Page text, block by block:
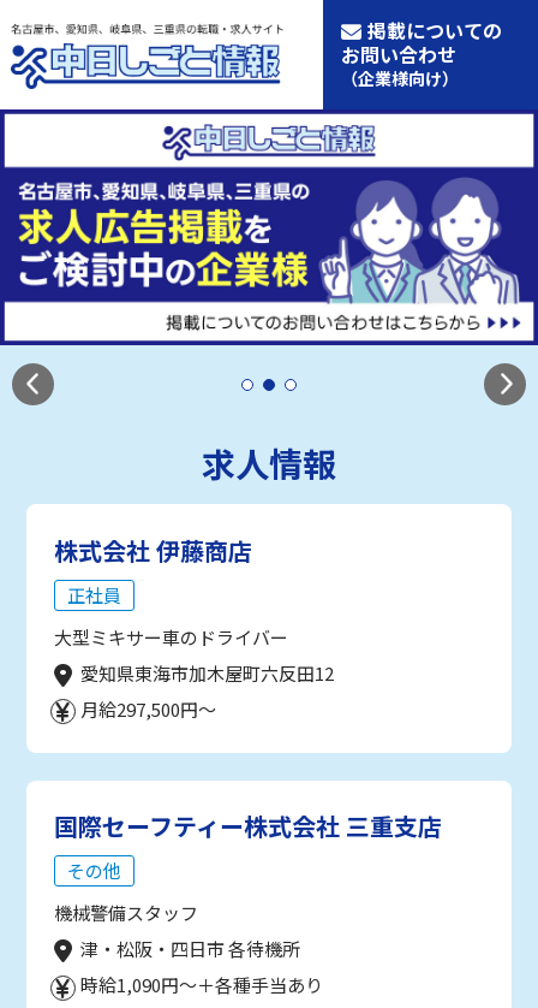
掲載についての
お問い合わせ
（企業様向け）
求人情報
株式会社 伊藤商店
正社員
大型ミキサー車のドライバー
愛知県東海市加木屋町六反田12
月給297,500円～
国際セーフティー株式会社 三重支店
その他
機械警備スタッフ
津・松阪・四日市 各待機所
時給1,090円～＋各種手当あり